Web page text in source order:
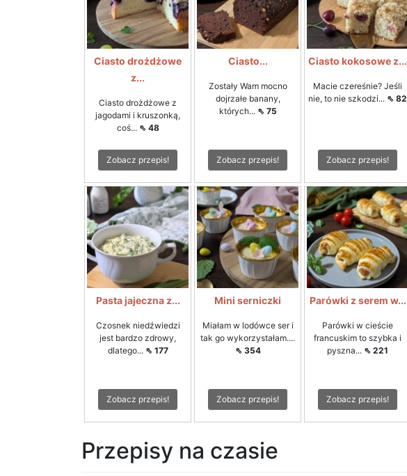
Ciasto drożdżowe
z...
Ciasto drożdżowe z
jagodami i kruszonką,
coś... ⇖ 48
Zobacz przepis!
Ciasto...
Zostały Wam mocno
dojrzałe banany,
których... ⇖ 75
Zobacz przepis!
Ciasto kokosowe z...
Macie czereśnie? Jeśli
nie, to nie szkodzi... ⇖ 82
Zobacz przepis!
Pasta jajeczna z...
Czosnek niedźwiedzi
jest bardzo zdrowy,
dlatego... ⇖ 177
Zobacz przepis!
Mini serniczki
Miałam w lodówce ser i
tak go wykorzystałam....
⇖ 354
Zobacz przepis!
Parówki z serem w...
Parówki w cieście
francuskim to szybka i
pyszna... ⇖ 221
Zobacz przepis!
Przepisy na czasie